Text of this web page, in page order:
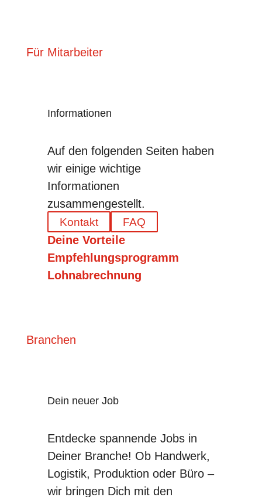
Für Mitarbeiter
Informationen
Auf den folgenden Seiten haben
wir einige wichtige
Informationen
zusammengestellt.
Kontakt FAQ
Deine Vorteile
Empfehlungsprogramm
Lohnabrechnung
Branchen
Dein neuer Job
Entdecke spannende Jobs in
Deiner Branche! Ob Handwerk,
Logistik, Produktion oder Büro –
wir bringen Dich mit den